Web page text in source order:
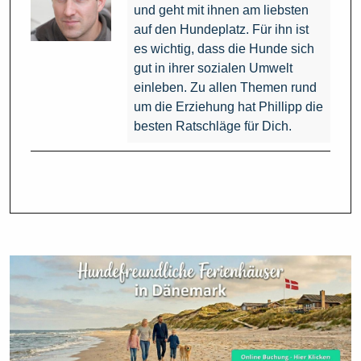
und geht mit ihnen am liebsten
auf den Hundeplatz. Für ihn ist
es wichtig, dass die Hunde sich
gut in ihrer sozialen Umwelt
einleben. Zu allen Themen rund
um die Erziehung hat Phillipp die
besten Ratschläge für Dich.